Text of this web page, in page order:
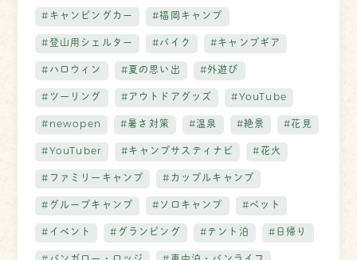
#キャンピングカー #福岡キャンプ
#登山用シェルター #バイク #キャンプギア
#ハロウィン #夏の思い出 #外遊び
#ツーリング #アウトドアグッズ #YouTube
#newopen #暑さ対策 #温泉 #絶景 #花見
#YouTuber #キャンプサスティナビ #花火
#ファミリーキャンプ #カップルキャンプ
#グループキャンプ #ソロキャンプ #ペット
#イベント #グランピング #テント泊 #日帰り